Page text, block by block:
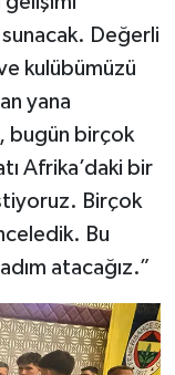
Değerli
kulübümüzü
yana
bugün birçok
Afrika’daki bir
Birçok
Bu
atacağız.”